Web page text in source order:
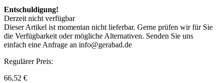
Entschuldigung!
Derzeit nicht verfügbar
Dieser Artikel ist momentan nicht lieferbar. Gerne prüfen wir für Sie
die Verfügbarkeit oder mögliche Alternativen. Senden Sie uns
einfach eine Anfrage an info@gerabad.de
Regulärer Preis:
66,52 €